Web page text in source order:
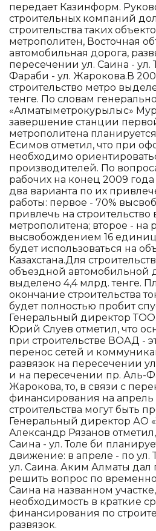
передает Казинформ.
строительных компаний
строительства таких
метрополитен, Восточная
автомобильная дорога,
пересечении ул. Саина - ул.
Фараби - ул. Жарокова.В
строительство метро
тенге. По словам
«Алматыметрокурылыс»
завершение станции
метрополитена
Есимов отметил, что при
необходимо
производителей. По
рабочих на конец 2009
два варианта по их
работы: первое - 70%
привлечь на
метрополитена; второе - на
высвобождением 16 единиц
будет использоваться на
Казахстана.Для
объездной автомобильной
выделено 4,4 млрд. тенге.
окончание строительства
будет полностью пробит
Генеральный директор
Юрий Слуев отметил, что
при строительстве ВОАД -
перенос сетей и
развязок на пересечении
и на пересечении пр. Аль-
Жарокова, то, в связи с
финансирования на апрель
строительства могут быть
Генеральный директор АО
Александр Рязанов отметил,
Саина - ул. Толе би
движение: в апреле - по ул.
ул. Саина. Аким Алматы
решить вопрос по
Саина на названном
необходимость в краткие
финансирования по
развязок.